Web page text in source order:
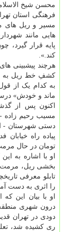
محسن شیخ
فرهنگی استان
مسیر و ریل های
هایی مانند
پایه قرار گیرد،
کند.».
هرچند پیشبینی
کشفِ خط ریل به
به کدام یک از
ماند و خودش»
مسیب رحیم زاده
دستی شهرستان -
تومان در حال
او با اشاره به
بخشی ریل،
تابلو معرفی
را اثری به دست
او با بیان این
درون شهری
دودی در تهران
ری کشیده شد،